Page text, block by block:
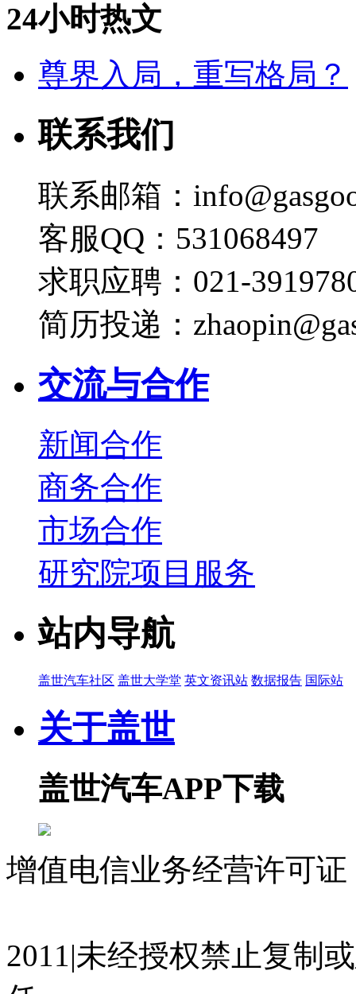
24小时热文
尊界入局，重写格局？
联系我们
联系邮箱：
客服QQ：531068497
求职应聘：021-
简历投递：
交流与合作
新闻合作
商务合作
市场合作
研究院项目服务
站内导航
盖世汽车社区 盖世大学堂 英文资讯站 数据报告 国际站
关于盖世
盖世汽车APP下载
增值电信业务经营许可
2011|未经授权禁止复制